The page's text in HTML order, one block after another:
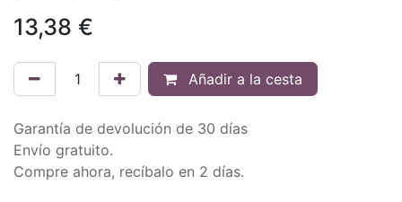
13,38 €
Añadir a la cesta
Garantía de devolución de 30 días
Envío gratuito.
Compre ahora, recíbalo en 2 días.